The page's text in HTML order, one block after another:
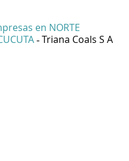
en NORTE
- Triana Coals S A